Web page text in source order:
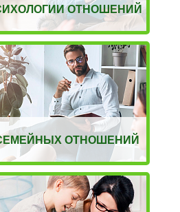
ОТНОШЕНИЙ
ОТНОШЕНИЙ